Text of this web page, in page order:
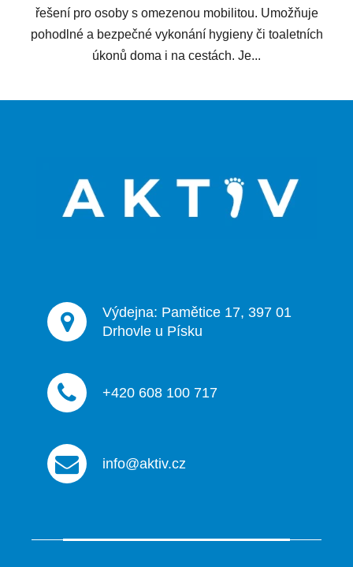
řešení pro osoby s omezenou mobilitou. Umožňuje
pohodlné a bezpečné vykonání hygieny či toaletních
úkonů doma i na cestách. Je...
Výdejna: Pamětice 17, 397 01
Drhovle u Písku
+420 608 100 717
info@aktiv.cz